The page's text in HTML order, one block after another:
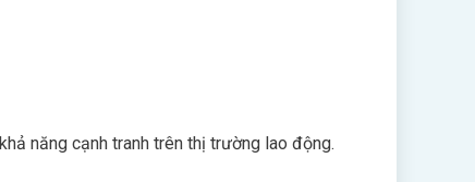
năng cạnh tranh trên thị trường lao động.